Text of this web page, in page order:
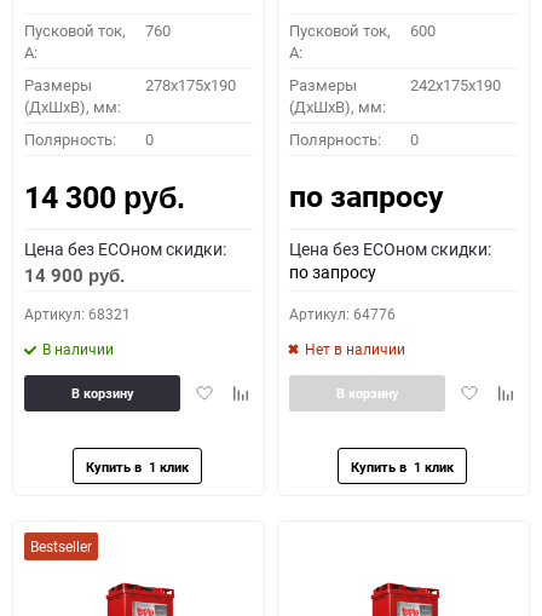
Пусковой ток,
A:
760
Размеры
(ДхШхВ), мм:
278x175x190
Полярность: 0
14 300 руб.
Цена без ECOном скидки:
14 900 руб.
Артикул: 68321
В наличии
ДобавитьДобавить
В корзину
Пусковой ток,
A:
600
Размеры
(ДхШхВ), мм:
242x175x190
Полярность: 0
по запросу
Цена без ECOном скидки:
по запросу
Артикул: 64776
Нет в наличии
Добавить
В корзину
Bestseller